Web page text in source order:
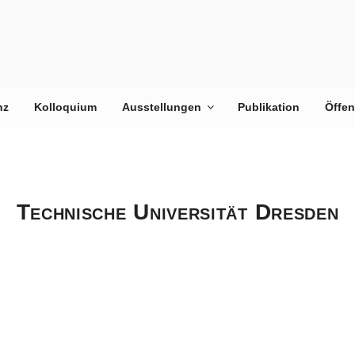
Kolloquium Ausstellungen Publikation
Technische Universität Dresden